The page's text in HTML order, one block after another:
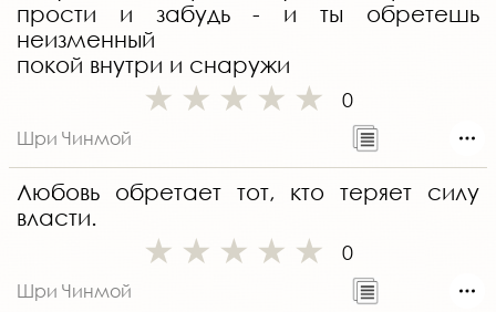
прости и забудь - и ты обретешь
неизменный
покой внутри и снаружи
0
Шри Чинмой
Любовь обретает тот, кто теряет силу
власти.
0
Шри Чинмой